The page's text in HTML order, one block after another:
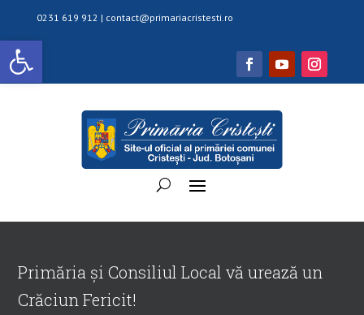
Deschide bara de unelte
0231 619 912 | contact@primariacristesti.ro
Primăria și Consiliul Local vă urează un
Crăciun Fericit!